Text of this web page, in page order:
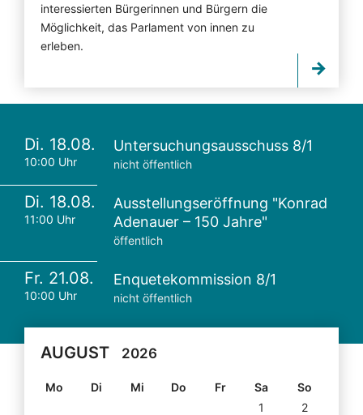
interessierten Bürgerinnen und Bürgern die
Möglichkeit, das Parlament von innen zu
erleben.
Di. 18.08.
10:00 Uhr
Untersuchungsausschuss 8/1
nicht öffentlich
Di. 18.08.
11:00 Uhr
Ausstellungseröffnung "Konrad
Adenauer – 150 Jahre"
öffentlich
Fr. 21.08.
10:00 Uhr
Enquetekommission 8/1
nicht öffentlich
AUGUST 2026
Mo Di Mi Do Fr Sa
So
1
2